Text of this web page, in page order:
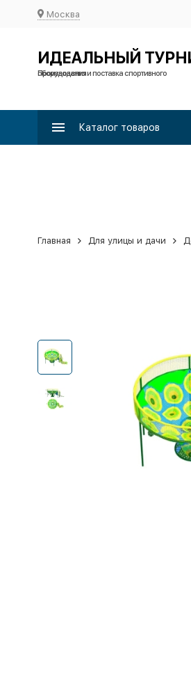
Москва
ИДЕАЛЬНЫЙ
Производство и поставка спортивного оборудования
Каталог товаров
Главная Для улицы и дачи